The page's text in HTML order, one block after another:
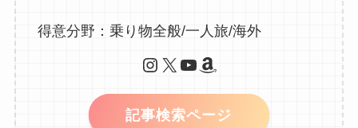
得意分野：乗り物全般/一人旅/海外
Instagram X YouTube Amazon
記事検索ページ